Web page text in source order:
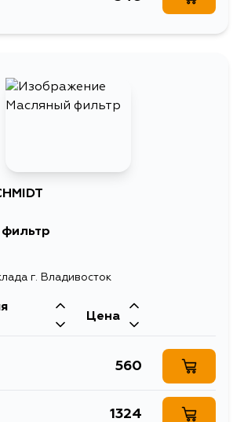
г. Владивосток
Цена
560
1324